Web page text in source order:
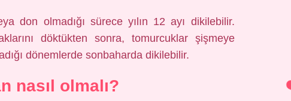
don olmadığı sürece yılın 12 ayı dikilebilir.
döktükten sonra, tomurcuklar şişmeye
dönemlerde sonbaharda dikilebilir.
nasıl olmalı?